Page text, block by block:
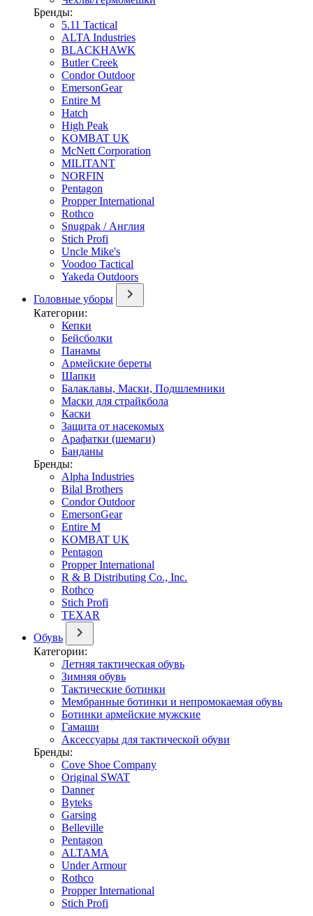
Бренды:
5.11 Tactical
ALTA Industries
BLACKHAWK
Butler Creek
Condor Outdoor
EmersonGear
Entire M
Hatch
High Peak
KOMBAT UK
McNett Corporation
MILITANT
NORFIN
Pentagon
Propper International
Rothco
Snugpak / Англия
Stich Profi
Uncle Mike's
Voodoo Tactical
Yakeda Outdoors
Головные уборы
Категории:
Кепки
Бейсболки
Панамы
Армейские береты
Шапки
Балаклавы, Маски, Подшлемники
Маски для страйкбола
Каски
Защита от насекомых
Арафатки (шемаги)
Банданы
Бренды:
Alpha Industries
Bilal Brothers
Condor Outdoor
EmersonGear
Entire M
KOMBAT UK
Pentagon
Propper International
R & B Distributing Co., Inc.
Rothco
Stich Profi
TEXAR
Обувь
Категории:
Летняя тактическая обувь
Зимняя обувь
Тактические ботинки
Мембранные ботинки и непромокаемая обувь
Ботинки армейские мужские
Гамаши
Аксессуары для тактической обуви
Бренды:
Cove Shoe Company
Original SWAT
Danner
Byteks
Garsing
Belleville
Pentagon
ALTAMA
Under Armour
Rothco
Propper International
Stich Profi